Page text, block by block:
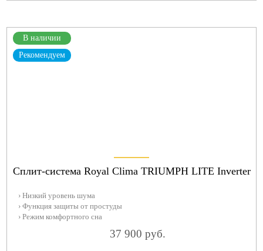
В наличии
Рекомендуем
Сплит-система Royal Clima TRIUMPH LITE Inverter
› Низкий уровень шума
› Функция защиты от простуды
› Режим комфортного сна
37 900 руб.